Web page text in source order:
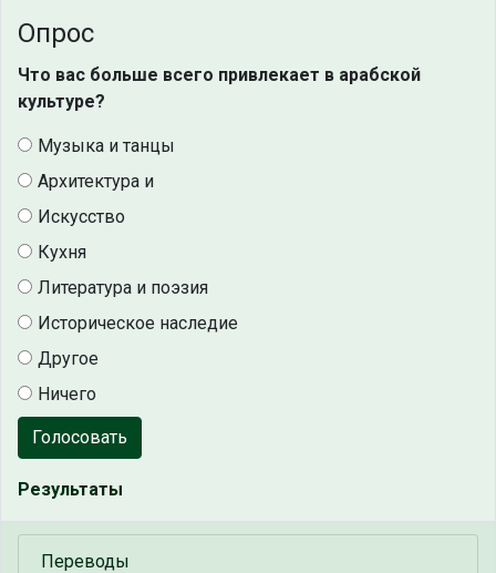
Опрос
Что вас больше всего привлекает в арабской
культуре?
Музыка и танцы
Архитектура и
Искусство
Кухня
Литература и поэзия
Историческое наследие
Другое
Ничего
Голосовать
Результаты
Переводы